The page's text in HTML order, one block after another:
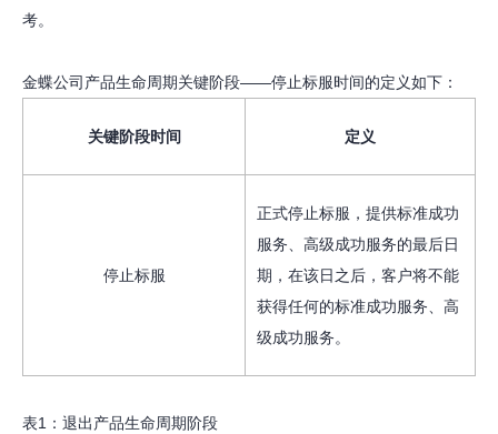
考。
金蝶公司产品生命周期关键阶段——停止标服时间的定义如下：
关键阶段时间 定义
停止标服
正式停止标服，提供标准成功
服务、高级成功服务的最后日
期，在该日之后，客户将不能
获得任何的标准成功服务、高
级成功服务。
表1：退出产品生命周期阶段